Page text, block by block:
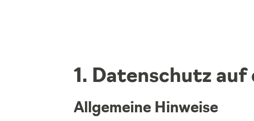
1. Datenschutz auf
Allgemeine Hinweise